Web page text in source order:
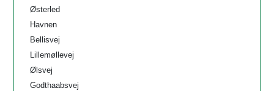
Østerled
Havnen
Bellisvej
Lillemøllevej
Ølsvej
Godthaabsvej